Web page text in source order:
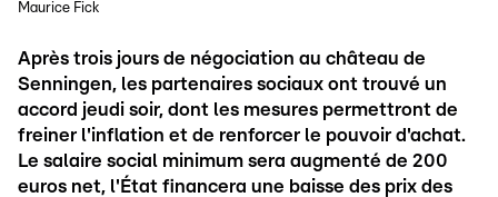
Maurice Fick
Après trois jours de négociation au château de
Senningen, les partenaires sociaux ont trouvé un
accord jeudi soir, dont les mesures permettront de
freiner l'inflation et de renforcer le pouvoir d'achat.
Le salaire social minimum sera augmenté de 200
euros net, l'État financera une baisse des prix des